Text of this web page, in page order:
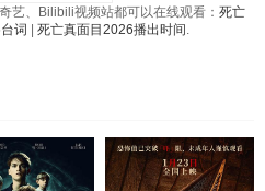
艺、Bilibili视频站都可以在线观看： 死亡
词 死亡真面目2026播出时间 .